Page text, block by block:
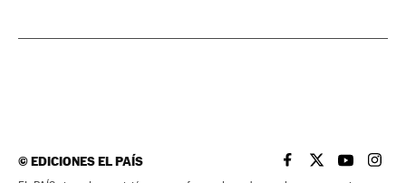
©EDICIONES EL PAÍS EL PAÍS BRASIL EN
EL PAÍSEL PAÍS
EL